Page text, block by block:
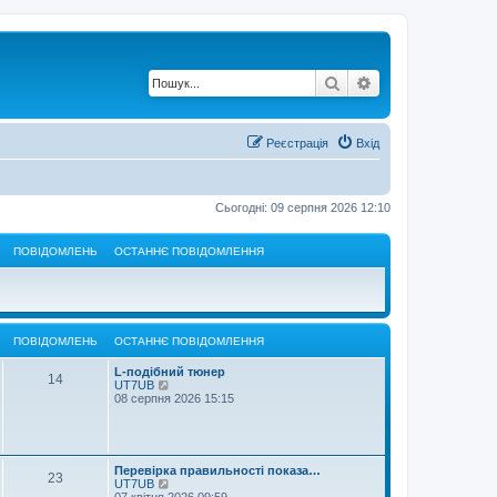
Пошук
Вхід
Реєстрація
Сьогодні: 09 серпня 2026 12:10
ПОВІДОМЛЕНЬ ОСТАННЄ ПОВІДОМЛЕННЯ
ПОВІДОМЛЕНЬ ОСТАННЄ ПОВІДОМЛЕННЯ
14
L-подібний тюнер
UT7UB
е
н
у
08 серпня 2026 15:15
23
Перевірка правильності показа…
UT7UB